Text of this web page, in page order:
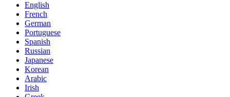
English
French
German
Portuguese
Spanish
Russian
Japanese
Korean
Arabic
Irish